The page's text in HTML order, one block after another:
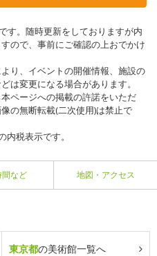
す。随時更新をしておりますが内
ので、事前にご確認の上おでかけ
り、イベントの開催情報、施設の
は変更になる場合があります。
ページへの掲載の許諾をいただ
の無断転載(二次使用)は禁止で
税表示です。
など 地図・アクセス
東京都の美術館一覧へ